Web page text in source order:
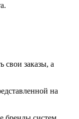
свои заказы, а
на